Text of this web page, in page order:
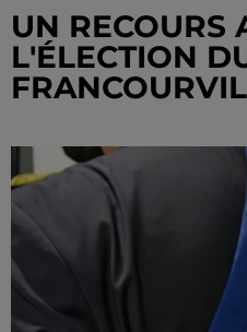
UN RECOURS
L'ÉLECTION